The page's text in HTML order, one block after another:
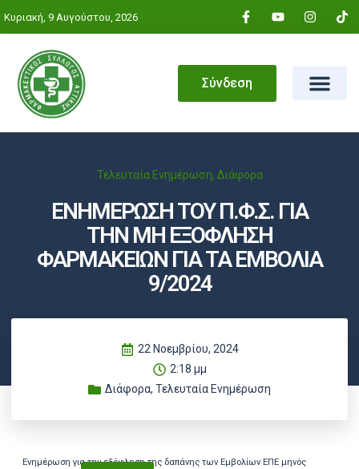
Κυριακή, 9 Αυγούστου, 2026
Σύνδεση
Τελευταία Ενημέρωση, Διάφορα
ΕΝΗΜΕΡΩΣΗ ΤΟΥ Π.Φ.Σ. ΓΙΑ
ΤΗΝ ΜΗ ΕΞΟΦΛΗΣΗ
ΦΑΡΜΑΚΕΙΩΝ ΓΙΑ ΤΑ ΕΜΒΟΛΙΑ
9/2024
22 Νοεμβρίου, 2024
2:18 μμ
Διάφορα, Τελευταία Ενημέρωση
Ενημέρωση για την εξόφληση της δαπάνης των Εμβολίων ΕΠΕ μηνός